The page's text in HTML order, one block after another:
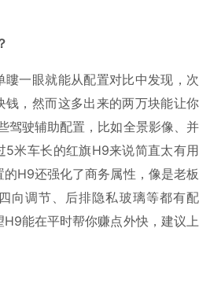
瞜一眼就能从配置对比中发现，次
钱，然而这多出来的两万块能让你
驾驶辅助配置，比如全景影像、并
5米车长的红旗H9来说简直太有用
H9还强化了商务属性，像是老板
向调节、后排隐私玻璃等都有配
能在平时帮你赚点外快，建议上